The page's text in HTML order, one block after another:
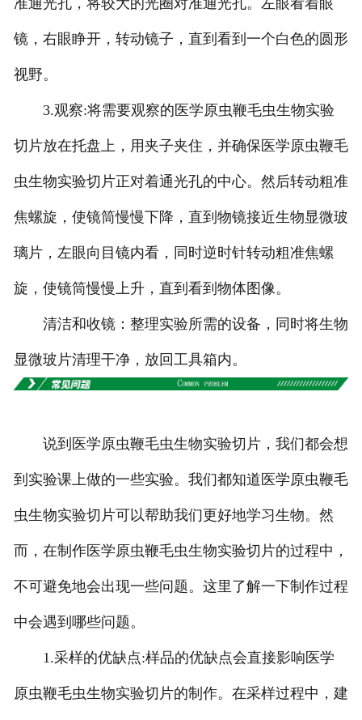
甘肃标本馆建设
- 甘肃海洋生物标本馆
- 甘肃昆虫标本馆
甘肃新鲜实验材料
甘肃植物实验材料
甘肃高校、职业技术院校教学
- 甘肃畜牧养殖
- 甘肃病虫害
- 甘肃医学教学
镜，右眼睁开，转动镜子，直到看到一个白色的圆形
视野。
3.观察:将需要观察的医学原虫鞭毛虫生物实验
切片放在托盘上，用夹子夹住，并确保医学原虫鞭毛
虫生物实验切片正对着通光孔的中心。然后转动粗准
焦螺旋，使镜筒慢慢下降，直到物镜接近生物显微玻
璃片，左眼向目镜内看，同时逆时针转动粗准焦螺
旋，使镜筒慢慢上升，直到看到物体图像。
清洁和收镜：整理实验所需的设备，同时将生物
显微玻片清理干净，放回工具箱内。
说到医学原虫鞭毛虫生物实验切片，我们都会想
到实验课上做的一些实验。我们都知道医学原虫鞭毛
虫生物实验切片可以帮助我们更好地学习生物。然
而，在制作医学原虫鞭毛虫生物实验切片的过程中，
不可避免地会出现一些问题。这里了解一下制作过程
中会遇到哪些问题。
1.采样的优缺点:样品的优缺点会直接影响医学
原虫鞭毛虫生物实验切片的制作。在采样过程中，建